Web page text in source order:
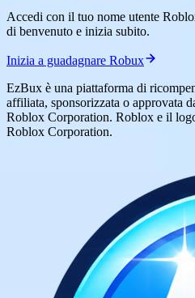
Accedi con il tuo nome utente
di benvenuto e inizia subito.
Inizia a guadagnare Robux
EzBux è una piattaforma di
affiliata, sponsorizzata o approvata
Roblox Corporation. Roblox e il
Roblox Corporation.